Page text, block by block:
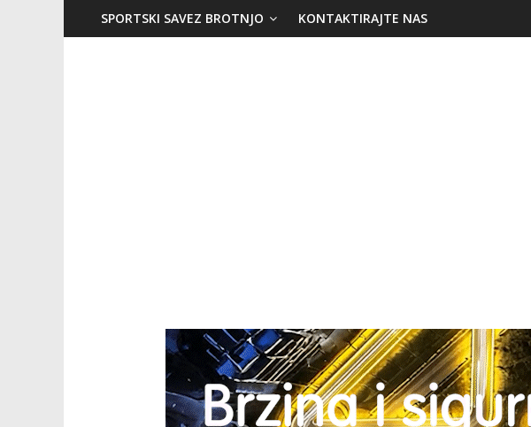
SPORTSKI SAVEZ BROTNJO KONTAKTIRAJTE NAS